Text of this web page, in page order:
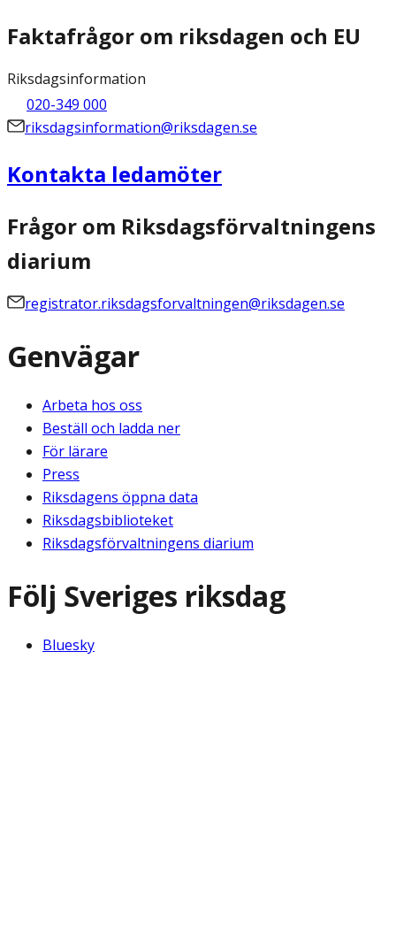
Faktafrågor om riksdagen och EU
Riksdagsinformation
020-349 000
riksdagsinformation@riksdagen.se
Kontakta ledamöter
Frågor om Riksdagsförvaltningens
diarium
registrator.riksdagsforvaltningen@riksdagen.se
Genvägar
Arbeta hos oss
Beställ och ladda ner
För lärare
Press
Riksdagens öppna data
Riksdagsbiblioteket
Riksdagsförvaltningens diarium
Följ Sveriges riksdag
Bluesky